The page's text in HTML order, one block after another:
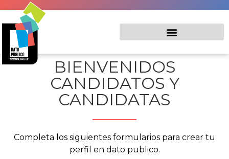
BIENVENIDOS
CANDIDATOS Y
CANDIDATAS
Completa los siguientes formularios para crear tu
perfil en dato publico.